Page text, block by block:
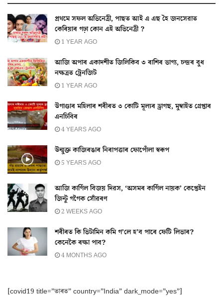
প্ৰথমে সফল অভিনেত্ৰী, পাছত আই এ এছ হৈ জনসেৱাত
কেৰিয়াৰ গঢ়া কোন এই অভিনেত্ৰী ?
1 YEAR AGO
আজি অপাৰ একাদশীত জিলিকিব ৩ ৰাশিৰ ভাগ্য, চন্দ্ৰৰ বুধ
নক্ষত্ৰত ট্ৰেনজিট
1 YEAR AGO
উগাণ্ডাৰ মহিলাৰ শৰীৰত ৩ কোটি মূল্যৰ ড্ৰাগছ, মুম্বাইত গ্ৰেপ্তাৰ
এনচিবিৰ
4 YEARS AGO
উন্মুক্ত কাজিৰঙাৰ নিৰাপত্তাৰ ফোপোঁলা স্বৰূপ
5 YEARS AGO
আজি কাৰ্গিল বিজয় দিৱস, ‘অসমৰ কাৰ্গিল নায়ক’ কেপ্তেইন
জিন্টু গগৈক সোঁৱৰণ
2 WEEKS AGO
শৰীৰত কি ভিটামিন কমি গ’লে হ’ব পাৰে ফেটি লিভাৰ?
কেনেকৈ ৰক্ষা পাব?
4 MONTHS AGO
[covid19 title=”ভাৰত” country=”India” dark_mode=”yes”]